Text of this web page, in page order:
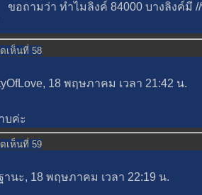
มว่า ทำไมลิงค์ 84000 บางลิงค์มี //
เห็นที่ 58
18 พฤษภาคม เวลา 21:42 น.
บค่ะ
เห็นที่ 59
านะ, 18 พฤษภาคม เวลา 22:19 น.